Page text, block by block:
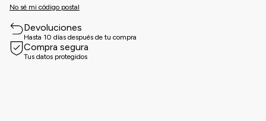
No sé mi código postal
Devoluciones
Hasta 10 días después de tu compra
Compra segura
Tus datos protegidos